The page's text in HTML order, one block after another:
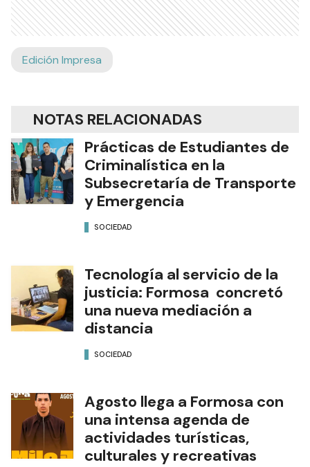
Edición Impresa
NOTAS RELACIONADAS
Prácticas de Estudiantes de
Criminalística en la
Subsecretaría de Transporte
y Emergencia
SOCIEDAD
Tecnología al servicio de la
justicia: Formosa concretó
una nueva mediación a
distancia
SOCIEDAD
Agosto llega a Formosa con
una intensa agenda de
actividades turísticas,
culturales y recreativas